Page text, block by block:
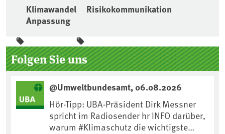
Klimawandel
Risikokommunikation
Anpassung
Seitenleiste
Folgen Sie uns
@Umweltbundesamt, 06.08.2026
Hör-Tipp: UBA-Präsident Dirk Messner
spricht im Radiosender hr INFO darüber,
warum #Klimaschutz die wichtigste